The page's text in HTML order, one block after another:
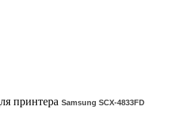
принтера Samsung SCX-4833FD